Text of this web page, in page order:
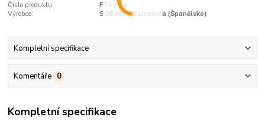
Číslo produktu:
FT404/4
Výrobce:
SOBIME - Barcelona (Španělsko)
Kompletní specifikace
Komentáře 0
Kompletní specifikace